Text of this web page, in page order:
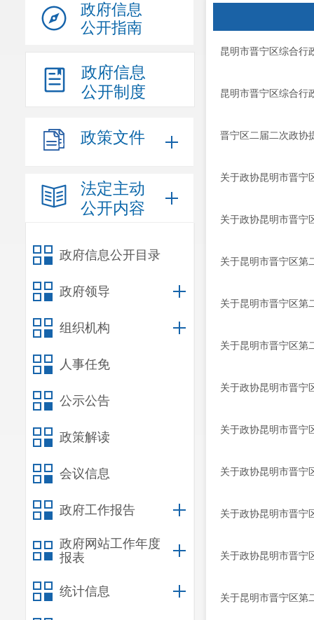
政府信息
公开指南
政府信息
公开制度
政策文件
法定主动
公开内容
政府信息公开目录
政府领导
组织机构
人事任免
公示公告
政策解读
会议信息
政府工作报告
政府网站工作年度
报表
统计信息
昆明市晋宁区综合行
昆明市晋宁区综合行
晋宁区二届二次政协
关于政协昆明市晋宁
关于政协昆明市晋宁
关于昆明市晋宁区第
关于昆明市晋宁区第
关于昆明市晋宁区第
关于政协昆明市晋宁
关于政协昆明市晋宁
关于政协昆明市晋宁
关于政协昆明市晋宁
关于政协昆明市晋宁
关于昆明市晋宁区第